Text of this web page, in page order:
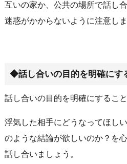
互いの家か、公共の場所で話し
迷惑がかからないように注意しま
◆話し合いの目的を明確にす
話し合いの目的を明確にすること
浮気した相手にどうなってほし
のような結論が欲しいのか？を
話し合いましょう。